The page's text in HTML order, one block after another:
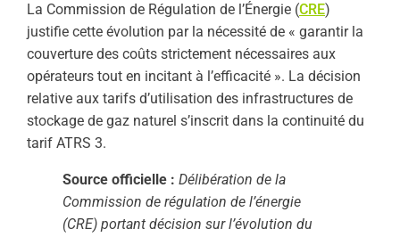
La Commission de Régulation de l’Énergie (CRE)
justifie cette évolution par la nécessité de « garantir la
couverture des coûts strictement nécessaires aux
opérateurs tout en incitant à l’efficacité ». La décision
relative aux tarifs d’utilisation des infrastructures de
stockage de gaz naturel s’inscrit dans la continuité du
tarif ATRS 3.
Source officielle : Délibération de la
Commission de régulation de l’énergie
(CRE) portant décision sur l’évolution du